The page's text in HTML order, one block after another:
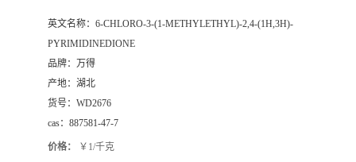
英文名称： 6-CHLORO-3-(1-METHYLETHYL)-2,4-(1H,3H)-
PYRIMIDINEDIONE
品牌： 万得
产地： 湖北
货号： WD2676
cas： 887581-47-7
价格： ￥1/千克